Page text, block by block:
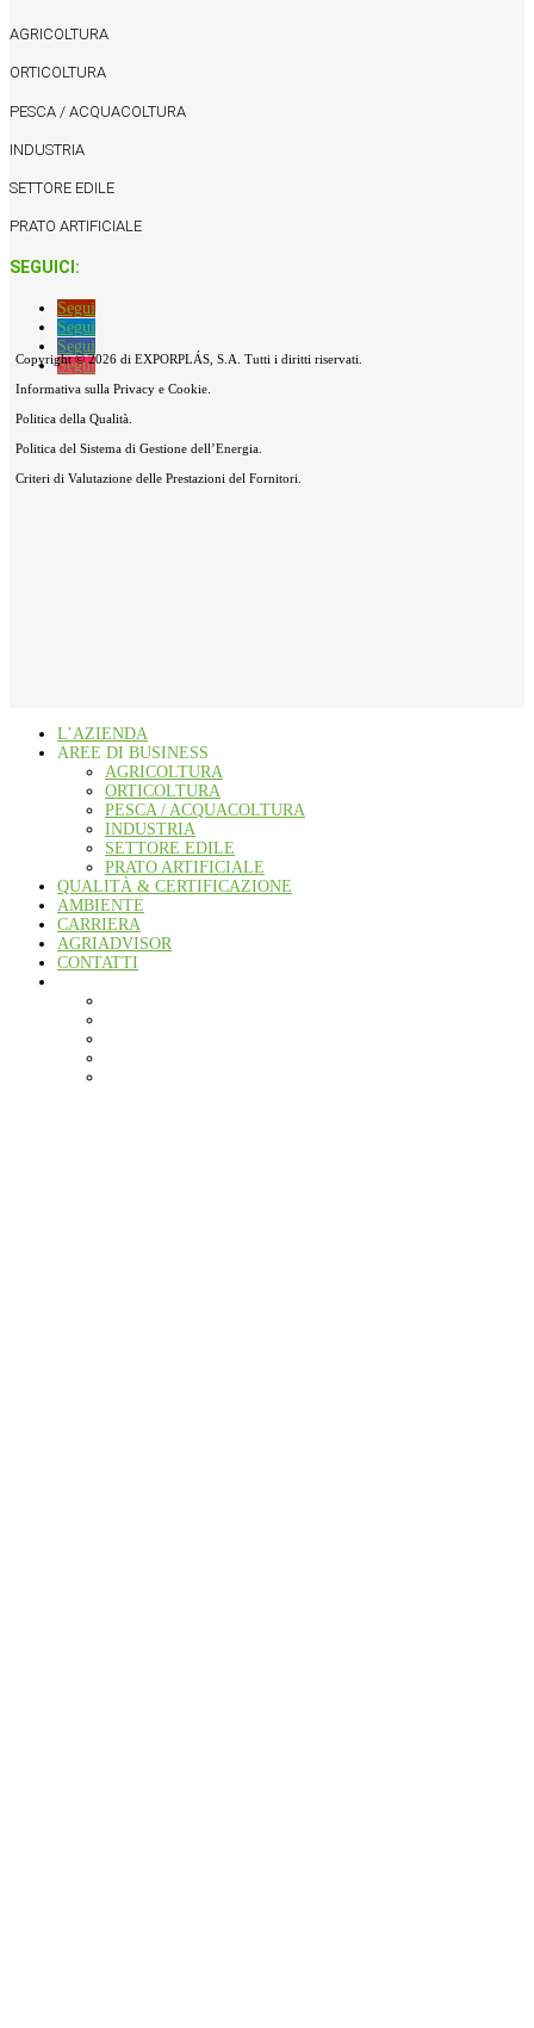
AGRICOLTURA
ORTICOLTURA
PESCA / ACQUACOLTURA
INDUSTRIA
SETTORE EDILE
PRATO ARTIFICIALE
SEGUICI:
Segui
Segui
Segui
Segui
Copyright © 2026 di EXPORPLÁS, S.A. Tutti i diritti riservati.
Informativa sulla Privacy e Cookie.
Politica della Qualità.
Politica del Sistema di Gestione dell’Energia.
Criteri di Valutazione delle Prestazioni del Fornitori.
L’AZIENDA
AREE DI BUSINESS
AGRICOLTURA
ORTICOLTURA
PESCA / ACQUACOLTURA
INDUSTRIA
SETTORE EDILE
PRATO ARTIFICIALE
QUALITÀ & CERTIFICAZIONE
AMBIENTE
CARRIERA
AGRIADVISOR
CONTATTI